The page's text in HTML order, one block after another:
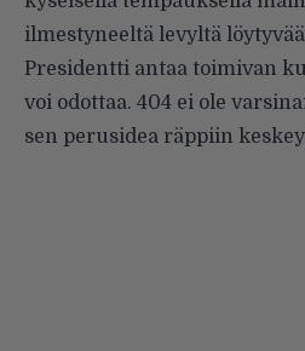
ilmestyneeltä levyltä löytyvää
Presidentti antaa toimivan
voi odottaa. 404 ei ole
sen perusidea räppiin